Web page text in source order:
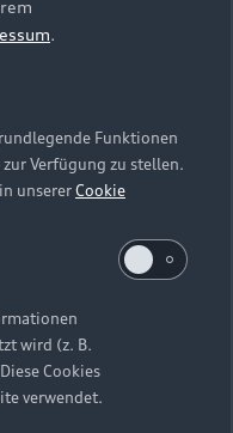
.
Funktionen
Verfügung zu stellen.
unsererCookie
wird (z. B.
Cookies
verwendet.
Einstellungen
und Anordnung der
auf dieser